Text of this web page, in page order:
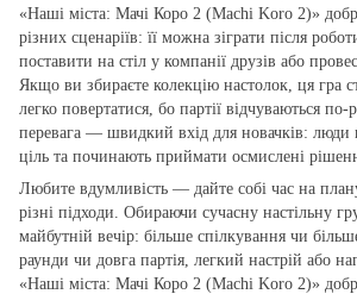
«Наші міста: Мачі Коро 2 (Machi Koro 2)»
різних сценаріїв: її можна зіграти після
поставити на стіл у компанії друзів або
Якщо ви збираєте колекцію настолок, ця гра
легко повертатися, бо партії відчуваються
перевага — швидкий вхід для новачків: люди
ціль та починають приймати осмислені
Любите вдумливість — дайте собі час на
різні підходи. Обираючи сучасну настільну
майбутній вечір: більше спілкування чи
раунди чи довга партія, легкий настрій або
«Наші міста: Мачі Коро 2 (Machi Koro 2)»